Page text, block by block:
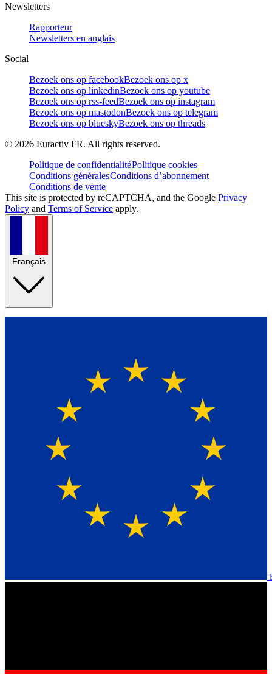
Newsletters
Rapporteur
Newsletters en anglais
Social
Bezoek ons op facebookBezoek ons op x
Bezoek ons op linkedinBezoek ons op youtube
Bezoek ons op rss-feedBezoek ons op instagram
Bezoek ons op mastodonBezoek ons op telegram
Bezoek ons op blueskyBezoek ons op threads
© 2026 Euractiv FR. All rights reserved.
Politique de confidentialitéPolitique cookies
Conditions généralesConditions d’abonnement
Conditions de vente
This site is protected by reCAPTCHA, and the Google Privacy
Policy and Terms of Service apply.
Français